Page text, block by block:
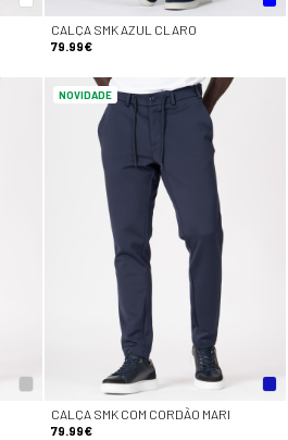
CALÇA SMK AZUL CLARO
79.99€
NOVIDADE
CALÇA SMK COM CORDÃO MARI
79.99€